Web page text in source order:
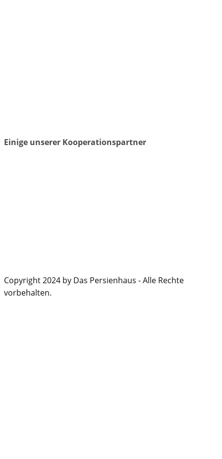
Einige unserer Kooperationspartner
Copyright 2024 by Das Persienhaus - Alle Rechte
vorbehalten.